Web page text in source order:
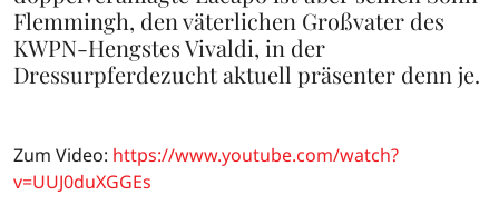
Flemmingh, den väterlichen Großvater des
KWPN-Hengstes Vivaldi, in der
Dressurpferdezucht aktuell präsenter denn je.
Zum Video: https://www.youtube.com/watch?
v=UUJ0duXGGEs